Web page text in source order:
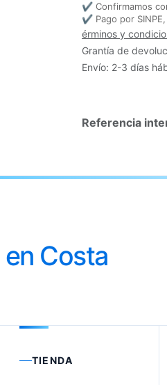
✔ Confirmamos
✔ Pago por
érminos y
Grantía de
Envío: 2-3 días
Referencia
en Costa
TIENDA